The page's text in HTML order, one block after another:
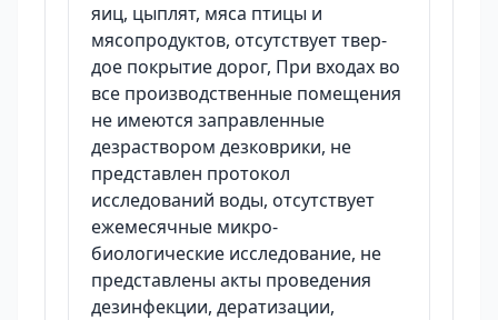
яиц, цыплят, мяса птицы и
мясопродуктов, отсутствует твер-
дое покрытие дорог, При входах во
все производственные помещения
не имеются заправленные
дезраствором дезковрики, не
представлен протокол
исследований воды, отсутствует
ежемесячные микро-
биологические исследование, не
представлены акты проведения
дезинфекции, дератизации,